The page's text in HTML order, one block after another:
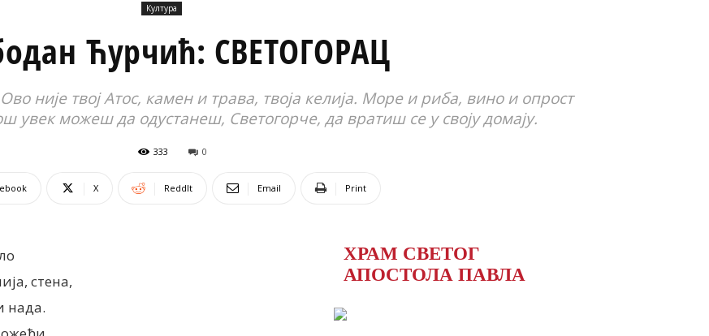
Култура
Ћурчић: СВЕТОГОРАЦ
није твој Атос, камен и трава, твоја келија. Море и риба, вино и опрост
увек можеш да одустанеш, Светогорче, да вратиш се у своју домају.
333 0
X ReddIt Email Print
стена,
нада.
ХРАМ СВЕТОГ
АПОСТОЛА ПАВЛА